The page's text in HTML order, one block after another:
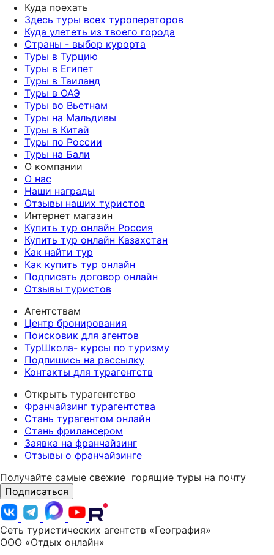
Куда поехать
Здесь туры всех туроператоров
Куда улететь из твоего города
Страны - выбор курорта
Туры в Турцию
Туры в Египет
Туры в Таиланд
Туры в ОАЭ
Туры во Вьетнам
Туры на Мальдивы
Туры в Китай
Туры по России
Туры на Бали
О компании
О нас
Наши награды
Отзывы наших туристов
Интернет магазин
Купить тур онлайн Россия
Купить тур онлайн Казахстан
Как найти тур
Как купить тур онлайн
Подписать договор онлайн
Отзывы туристов
Агентствам
Центр бронирования
Поисковик для агентов
ТурШкола- курсы по туризму
Подпишись на рассылку
Контакты для турагентств
Открыть турагентство
Франчайзинг турагентства
Стань турагентом онлайн
Стань фрилансером
Заявка на франчайзинг
Отзывы о франчайзинге
Получайте самые свежие горящие туры на почту
Подписаться
Сеть туристических агентств «География»
ООО «Отдых онлайн»